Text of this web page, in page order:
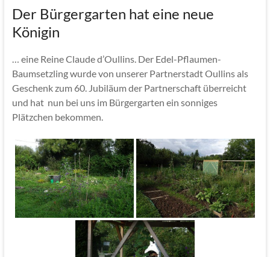
Der Bürgergarten hat eine neue
Königin
… eine Reine Claude d’Oullins. Der Edel-Pflaumen-
Baumsetzling wurde von unserer Partnerstadt Oullins als
Geschenk zum 60. Jubiläum der Partnerschaft überreicht
und hat nun bei uns im Bürgergarten ein sonniges
Plätzchen bekommen.